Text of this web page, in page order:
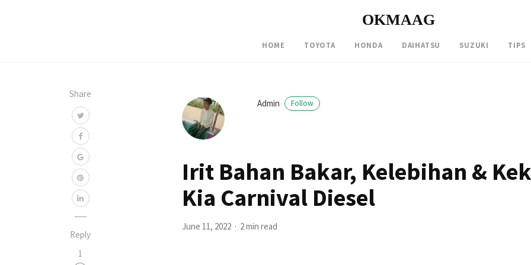
OKMAAG
HOME TOYOTA HONDA DAIHATSU SUZUKI TIPS
Share
Reply
1
Admin Follow
Irit Bahan Bakar, Kelebihan &
Kia Carnival Diesel
June 11, 2022 2 min read